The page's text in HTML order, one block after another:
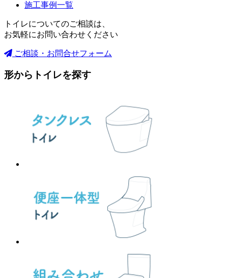
施工事例一覧
トイレについてのご相談は、
お気軽にお問い合わせください
ご相談・お問合せフォーム
形からトイレを探す